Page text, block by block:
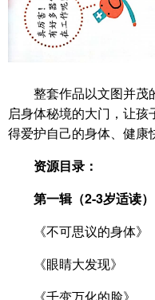
整套作品以文图并茂
启身体秘境的大门，让
得爱护自己的身体、健康
资源目录：
第一辑（2-3岁适读）
《不可思议的身体》
《眼睛大发现》
《千变万化的脸》